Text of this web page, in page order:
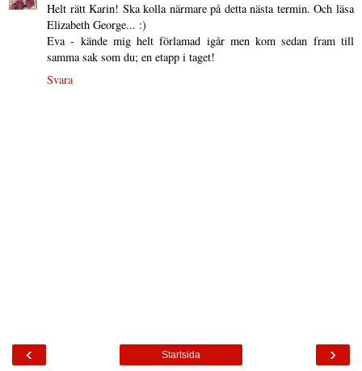
Helt rätt Karin! Ska kolla närmare på detta nästa termin. Och läsa
Elizabeth George... :)
Eva - kände mig helt förlamad igår men kom sedan fram till
samma sak som du; en etapp i taget!
Svara
‹ ›
Startsida